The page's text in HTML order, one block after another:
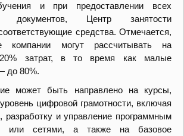
и при предоставлении всех
документов, Центр занятости
средства. Отмечается,
компании могут рассчитывать на
затрат, в то время как малые
до 80%.
может быть направлено на курсы,
цифровой грамотности, включая
разработку и управление программным
или сетями, а также на базовое